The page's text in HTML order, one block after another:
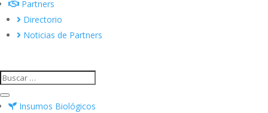
Partners
Directorio
Noticias de Partners
Insumos Biológicos